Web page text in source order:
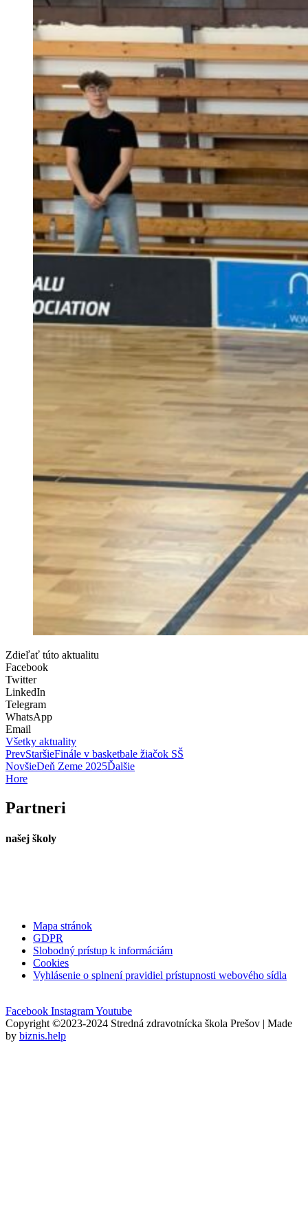
Zdieľať túto aktualitu
Facebook
Twitter
LinkedIn
Telegram
WhatsApp
Email
Všetky aktuality
PrevStaršieFinále v basketbale žiačok SŠ
NovšieDeň Zeme 2025Ďalšie
Hore
Partneri
našej školy
Mapa stránok
GDPR
Slobodný prístup k informáciám
Cookies
Vyhlásenie o splnení pravidiel prístupnosti webového sídla
Facebook InstagramYoutube
Copyright ©2023-2024 Stredná zdravotnícka škola Prešov | Made
by biznis.help